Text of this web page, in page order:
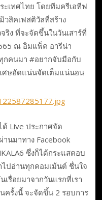
เทศไทย โดยทีมครีเอทีฟ
วสิคเฟสติวัลที่สร้าง
ง ที่จะจัดขึ้นในวันเสาร์ที่
ณ อิมแพ็ค อารีน่า
กคนมา #อยากจับมือกับ
ศษอัดแน่นจัดเต็มแน่นอน
ด้ Live ประกาศจัด
นมาทาง Facebook
ซึ่งก็ได้กระแสตอบ
ปอ่านทุกคอมเม้นต์ ชื่นใจ
รื่อยมาจากวันแรกที่เรา
ครั้งนี้ จะจัดขึ้น 2 รอบการ